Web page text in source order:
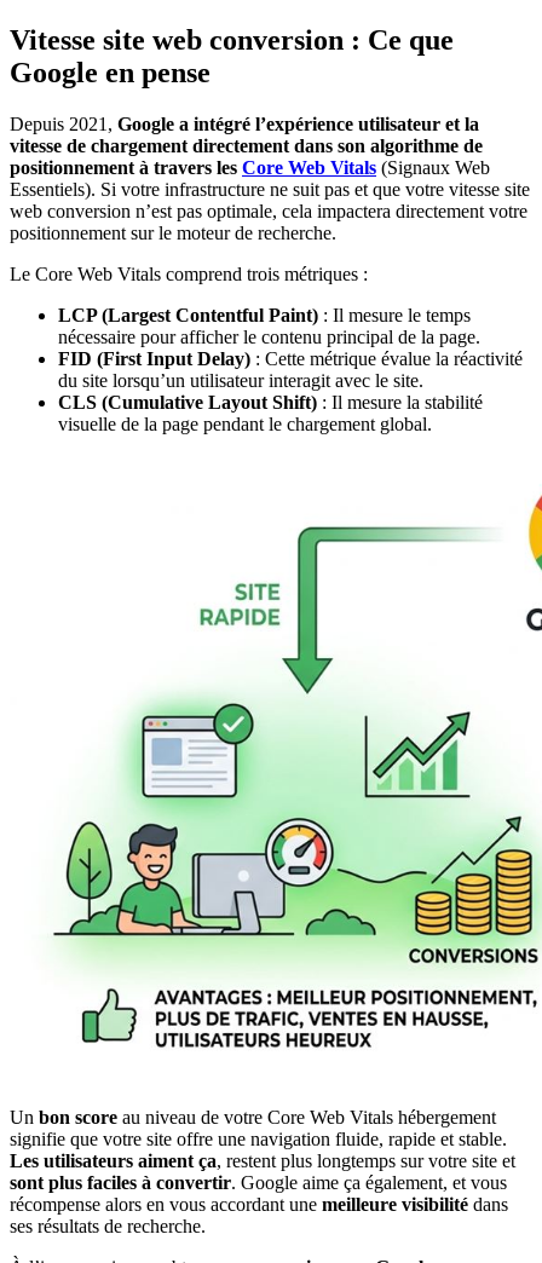
Vitesse site web conversion : Ce que
Google en pense
Depuis 2021, Google a intégré l’expérience utilisateur et la
vitesse de chargement directement dans son algorithme de
positionnement à travers les Core Web Vitals (Signaux Web
Essentiels). Si votre infrastructure ne suit pas et que votre vitesse site
web conversion n’est pas optimale, cela impactera directement votre
positionnement sur le moteur de recherche.
Le Core Web Vitals comprend trois métriques :
LCP (Largest Contentful Paint) : Il mesure le temps
nécessaire pour afficher le contenu principal de la page.
FID (First Input Delay) : Cette métrique évalue la réactivité
du site lorsqu’un utilisateur interagit avec le site.
CLS (Cumulative Layout Shift) : Il mesure la stabilité
visuelle de la page pendant le chargement global.
Un bon score au niveau de votre Core Web Vitals hébergement
signifie que votre site offre une navigation fluide, rapide et stable.
Les utilisateurs aiment ça, restent plus longtemps sur votre site et
sont plus faciles à convertir. Google aime ça également, et vous
récompense alors en vous accordant une meilleure visibilité dans
ses résultats de recherche.